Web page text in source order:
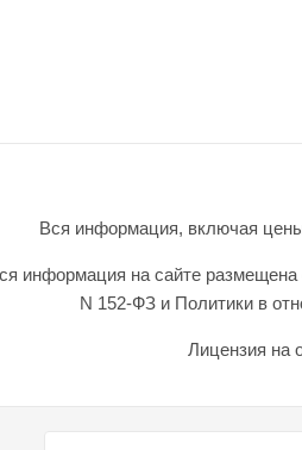
Вся информация, включая
информация на сайте
N 152-ФЗ и Политики в
Лицензия на